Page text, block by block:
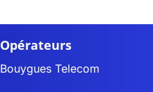
Opérateurs
Bouygues Telecom